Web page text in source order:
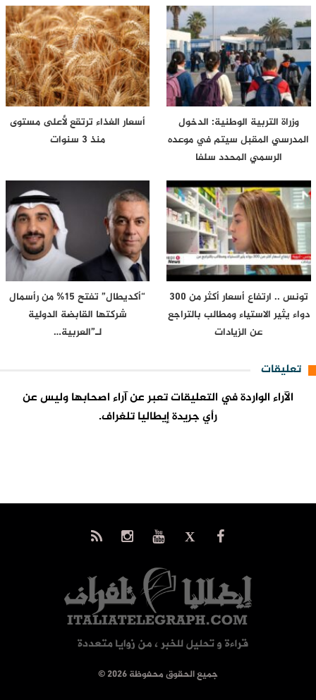
وزراة التربية الوطنية: الدخول
المدرسي المقبل سیتم في موعده
الرسمي المحدد سلفا
أسعار الغذاء ترتقع لأعلى مستوى
منذ 3 سنوات
تونس .. ارتفاع أسعار أكثر من 300
دواء يثير الاستياء ومطالب بالتراجع
عن الزيادات
“أكديطال” تفتح 15% من رأسمال
شركتها القابضة الدولية
لـ”العربية…
تعليقات
الآراء الواردة في التعليقات تعبر عن آراء اصحابها وليس عن
رأي جريدة إيطاليا تلغراف.
© جميع الحقوق محفوظة 2026